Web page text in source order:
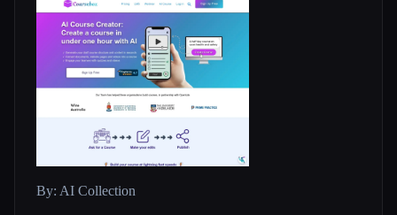
By: AI Collection